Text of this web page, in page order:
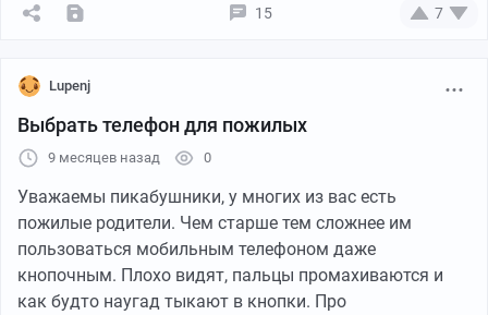
15 7
Lupenj
Выбрать телефон для пожилых
9 месяцев назад 0
Уважаемы пикабушники, у многих из вас есть
пожилые родители. Чем старше тем сложнее им
пользоваться мобильным телефоном даже
кнопочным. Плохо видят, пальцы промахиваются и
как будто наугад тыкают в кнопки. Про